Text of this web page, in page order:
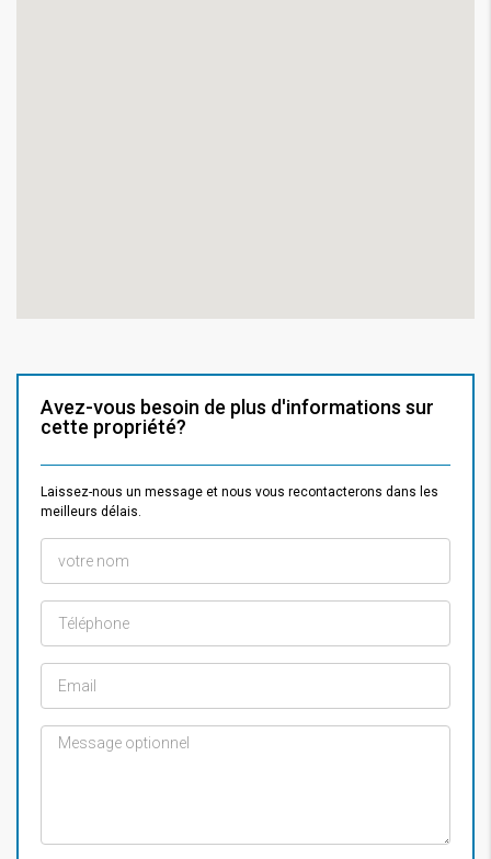
Avez-vous besoin de plus d'informations sur
cette propriété?
Laissez-nous un message et nous vous recontacterons dans les
meilleurs délais.